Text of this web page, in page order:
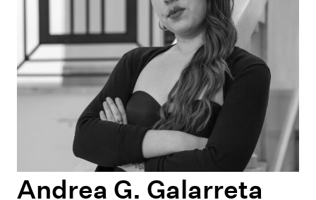
Andrea G. Galarreta